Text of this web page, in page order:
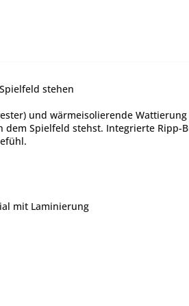
stehen
und wärmeisolierende
Spielfeld stehst. Integrierte Ripp-
mit Laminierung